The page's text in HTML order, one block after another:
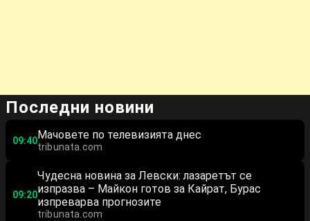
Последни новини
09:40Мачовете по телевизията днес
tribunata.com
09:20
Чудесна новина за Левски: лазаретът се
изпразва – Майкон готов за Кайрат, Бурас
изпреварва прогнозите
tribunata.com